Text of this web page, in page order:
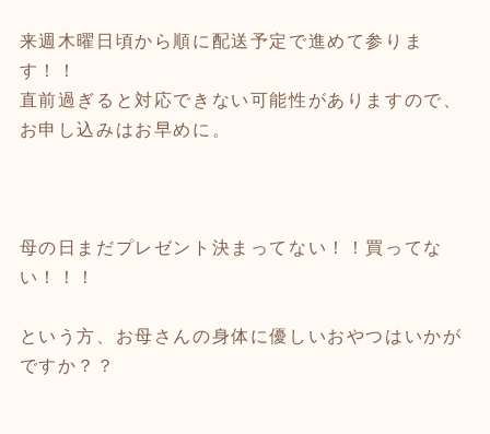
来週木曜日頃から順に配送予定で進めて参りま
す！！
直前過ぎると対応できない可能性がありますので、
お申し込みはお早めに。
母の日まだプレゼント決まってない！！買ってな
い！！！
という方、お母さんの身体に優しいおやつはいかが
ですか？？